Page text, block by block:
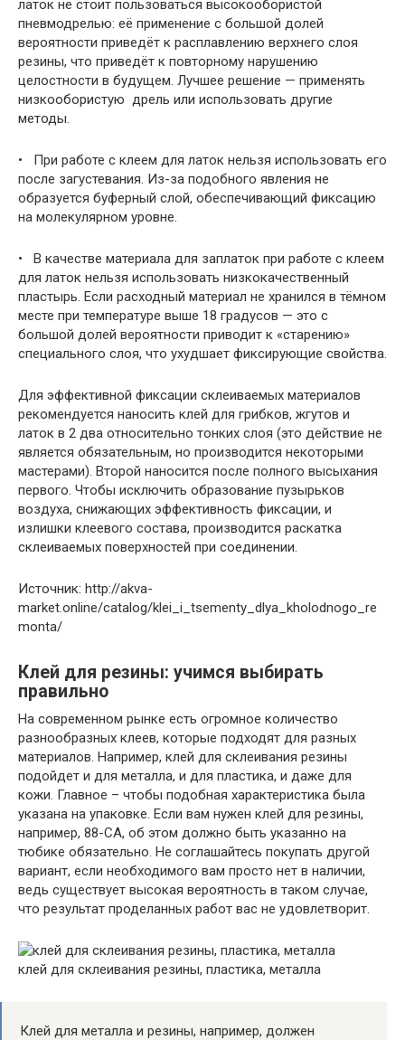
латок не стоит пользоваться высокообористой
пневмодрелью: её применение с большой долей
вероятности приведёт к расплавлению верхнего слоя
резины, что приведёт к повторному нарушению
целостности в будущем. Лучшее решение — применять
низкообористую дрель или использовать другие
методы.
• При работе с клеем для латок нельзя использовать его
после загустевания. Из-за подобного явления не
образуется буферный слой, обеспечивающий фиксацию
на молекулярном уровне.
• В качестве материала для заплаток при работе с клеем
для латок нельзя использовать низкокачественный
пластырь. Если расходный материал не хранился в тёмном
месте при температуре выше 18 градусов — это с
большой долей вероятности приводит к «старению»
специального слоя, что ухудшает фиксирующие свойства.
Для эффективной фиксации склеиваемых материалов
рекомендуется наносить клей для грибков, жгутов и
латок в 2 два относительно тонких слоя (это действие не
является обязательным, но производится некоторыми
мастерами). Второй наносится после полного высыхания
первого. Чтобы исключить образование пузырьков
воздуха, снижающих эффективность фиксации, и
излишки клеевого состава, производится раскатка
склеиваемых поверхностей при соединении.
Источник: http://akva-
market.online/catalog/klei_i_tsementy_dlya_kholodnogo_re
monta/
Клей для резины: учимся выбирать
правильно
На современном рынке есть огромное количество
разнообразных клеев, которые подходят для разных
материалов. Например, клей для склеивания резины
подойдет и для металла, и для пластика, и даже для
кожи. Главное – чтобы подобная характеристика была
указана на упаковке. Если вам нужен клей для резины,
например, 88-СА, об этом должно быть указанно на
тюбике обязательно. Не соглашайтесь покупать другой
вариант, если необходимого вам просто нет в наличии,
ведь существует высокая вероятность в таком случае,
что результат проделанных работ вас не удовлетворит.
клей для склеивания резины, пластика, металла
Клей для металла и резины, например, должен